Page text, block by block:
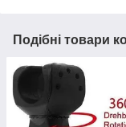
Подібні товари